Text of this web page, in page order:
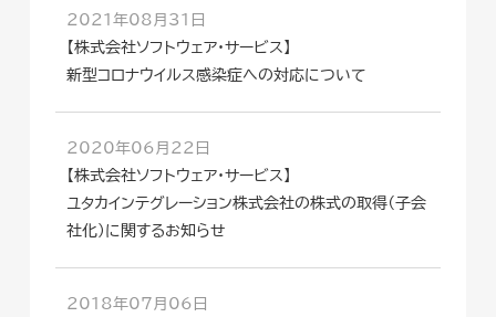
2021年08月31日
【株式会社ソフトウェア・サービス】
新型コロナウイルス感染症への対応について
2020年06月22日
【株式会社ソフトウェア・サービス】
ユタカインテグレーション株式会社の株式の取得（子会
社化）に関するお知らせ
2018年07月06日